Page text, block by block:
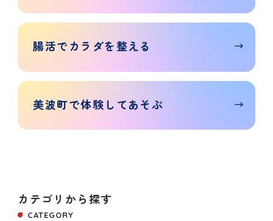
腸活でカラダを整える
美波町で体験してあそぶ
カテゴリから探す
CATEGORY